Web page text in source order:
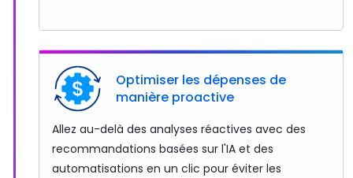
Optimiser les dépenses de
manière proactive
Allez au-delà des analyses réactives avec des
recommandations basées sur l'IA et des
automatisations en un clic pour éviter les